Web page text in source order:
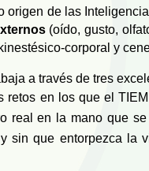
origen de las
(oído, gusto,
corporal y
a través de tres
retos en los que el
real en la mano que
sin que entorpezca la